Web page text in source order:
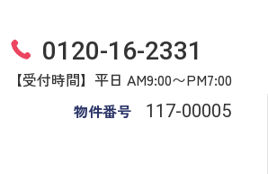
0120-16-2331
【受付時間】平日 AM9:00〜PM7:00
物件番号
117​-​00005